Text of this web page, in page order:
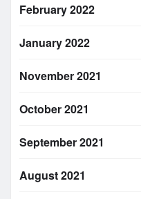
February 2022
January 2022
November 2021
October 2021
September 2021
August 2021